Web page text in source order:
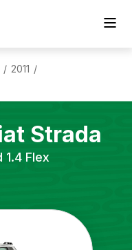
/ 2011 /
Strada
1.4 Flex